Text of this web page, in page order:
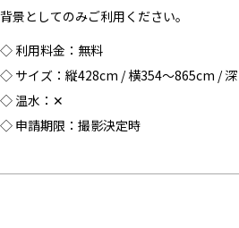
背景としてのみご利用ください。
◇ 利用料金：無料
◇ サイズ：縦428cm / 横354～865cm /
◇ 温水：✕
◇ 申請期限：撮影決定時